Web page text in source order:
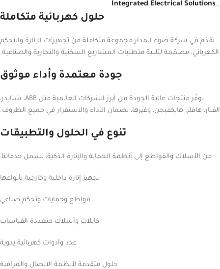
Integrated Electrical Solutions
حلول كهربائية متكاملة
نقدّم في شركة ضوء المدار مجموعة متكاملة من تجهيزات الإنارة والتحكم
الكهربائي، مصمّمة لتلبية متطلبات المشاريع السكنية والتجارية والصناعية.
جودة معتمدة وأداء موثوق
نوفّر منتجات عالية الجودة من أبرز الشركات العالمية مثل ABB، شنايدر،
الفنار، هافلز، هايكفيجن، وغيرها، لضمان الأداء والاستقرار في جميع الظروف.
تنوع في الحلول والتطبيقات
من الأسلاك والقواطع إلى أنظمة الحماية والإنارة الذكية، تشمل خدماتنا:
تجهيز إنارة داخلية وخارجية بأنواعها
قواطع وحمايات وتحكم صناعي
كابلات وأسلاك متعددة القياسات
عدد وأدوات كهربائية يدوية
حلول متقدمة لأنظمة الاتصال والمراقبة